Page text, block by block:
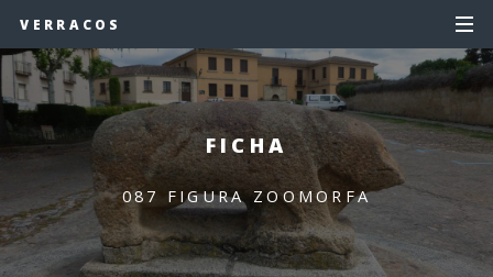
VERRACOS
FICHA
087 FIGURA ZOOMORFA